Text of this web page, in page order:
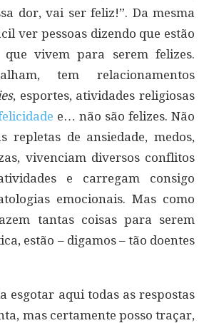
dor, vai ser feliz!”. Da mesma
ver pessoas dizendo que estão
vivem para serem felizes.
tem relacionamentos
, esportes, atividades religiosas
e… não são felizes. Não
repletas de ansiedade, medos,
vivenciam diversos conflitos
e carregam consigo
emocionais. Mas como
tantas coisas para serem
estão – digamos – tão doentes
esgotar aqui todas as respostas
mas certamente posso traçar,